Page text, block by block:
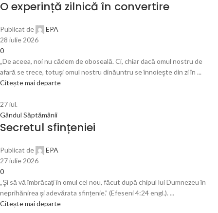
O experință zilnică în convertire
Publicat de
EPA
28 iulie 2026
0
„De aceea, noi nu cădem de oboseală. Ci, chiar dacă omul nostru de
afară se trece, totuşi omul nostru dinăuntru se înnoieşte din zi în ...
Citește mai departe
27iul.
Gândul Săptămânii
Secretul sfințeniei
Publicat de
EPA
27 iulie 2026
0
„Şi să vă îmbrăcați în omul cel nou, făcut după chipul lui Dumnezeu în
neprihănirea şi adevărata sfințenie.” (Efeseni 4:24 engl.). ...
Citește mai departe